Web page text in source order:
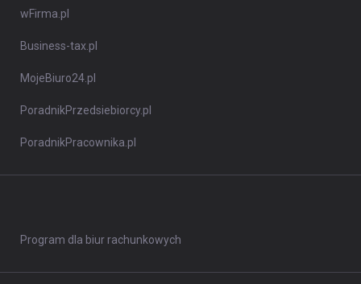
wFirma.pl
Business-tax.pl
MojeBiuro24.pl
PoradnikPrzedsiebiorcy.pl
PoradnikPracownika.pl
Program dla biur rachunkowych